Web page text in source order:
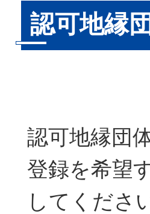
認可地縁
認可地縁団
登録を希望
してくださ